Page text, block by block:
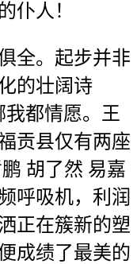
仆人！
。起步并非
的壮阔诗
我都情愿。王
贡县仅有两座
胡了然 易嘉
呼吸机，利润
正在簇新的塑
成绩了最美的